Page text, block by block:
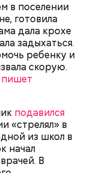
в поселении
готовила
дала крохе
задыхаться.
ребенку и
скорую.
пишет
подавился
«стрелял» в
из школ в
начал
В